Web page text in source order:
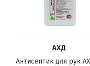
АХД
Антисептик для рук